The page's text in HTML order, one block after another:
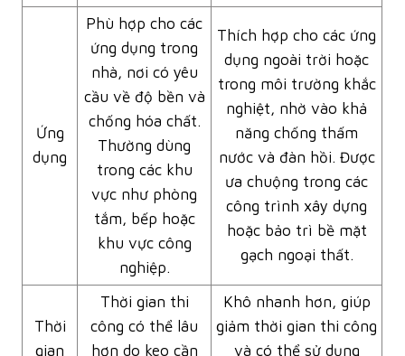
Ứng
dụng
Phù hợp cho các
ứng dụng trong
nhà, nơi có yêu
cầu về độ bền và
chống hóa chất.
Thường dùng
trong các khu
vực như phòng
tắm, bếp hoặc
khu vực công
nghiệp.
Thích hợp cho các ứng
dụng ngoài trời hoặc
trong môi trường khắc
nghiệt, nhờ vào khả
năng chống thấm
nước và đàn hồi. Được
ưa chuộng trong các
công trình xây dựng
hoặc bảo trì bề mặt
gạch ngoại thất.
Thời
gian
Thời gian thi
công có thể lâu
hơn do keo cần
Khô nhanh hơn, giúp
giảm thời gian thi công
và có thể sử dụng